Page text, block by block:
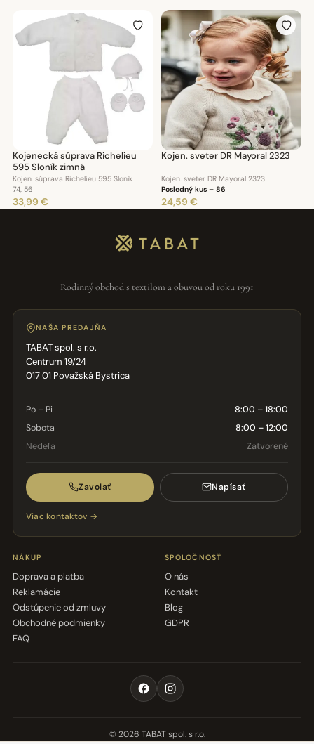
Kojenecká súprava Richelieu
595 Sloník zimná
Kojen. súprava Richelieu 595 Sloník
74, 56
33,99 €
Kojen. sveter DR Mayoral 2323
Kojen. sveter DR Mayoral 2323
Posledný kus – 86
24,59 €
Rodinný obchod s textilom a obuvou od roku 1991
NAŠA PREDAJŇA
TABAT spol. s r.o.
Centrum 19/24
017 01 Považská Bystrica
Po – Pi
8:00 – 18:00
Sobota
8:00 – 12:00
Nedeľa
Zatvorené
Zavolať Napísať
Viac kontaktov →
NÁKUP
Doprava a platba
Reklamácie
Odstúpenie od zmluvy
Obchodné podmienky
FAQ
SPOLOČNOSŤ
O nás
Kontakt
Blog
GDPR
© 2026 TABAT spol. s r.o.